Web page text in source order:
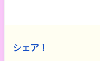
シェア！